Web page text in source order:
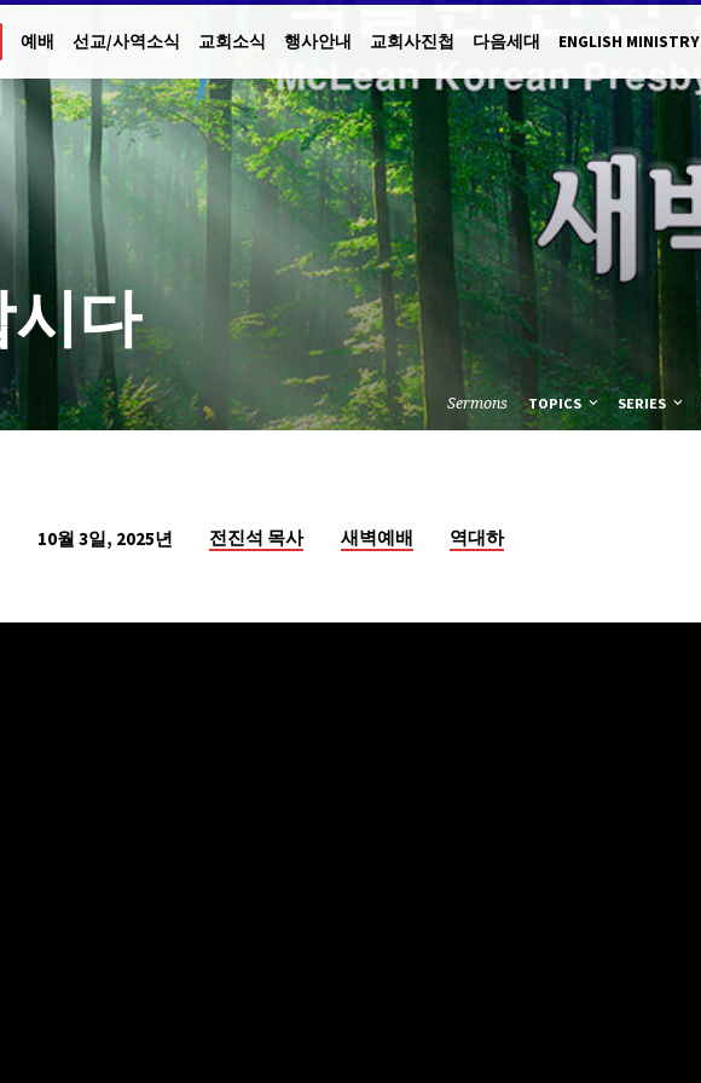
예배 선교/사역소식 교회소식 행사안내 교회사진첩 다음세대 ENGLISH MINISTRY
다
Sermons TOPICS SERIES
10월 3일, 2025년 전진석 목사 새벽예배 역대하